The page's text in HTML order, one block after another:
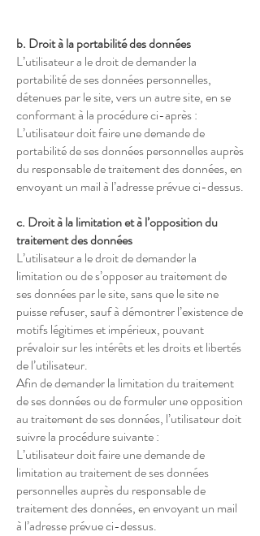
b. Droit à la portabilité des données
L’utilisateur a le droit de demander la
portabilité de ses données personnelles,
détenues par le site, vers un autre site, en se
conformant à la procédure ci-après :
L’utilisateur doit faire une demande de
portabilité de ses données personnelles auprès
du responsable de traitement des données, en
envoyant un mail à l’adresse prévue ci-dessus.
c. Droit à la limitation et à l’opposition du
traitement des données
L’utilisateur a le droit de demander la
limitation ou de s’opposer au traitement de
ses données par le site, sans que le site ne
puisse refuser, sauf à démontrer l’existence de
motifs légitimes et impérieux, pouvant
prévaloir sur les intérêts et les droits et libertés
de l’utilisateur.
Afin de demander la limitation du traitement
de ses données ou de formuler une opposition
au traitement de ses données, l’utilisateur doit
suivre la procédure suivante :
L’utilisateur doit faire une demande de
limitation au traitement de ses données
personnelles auprès du responsable de
traitement des données, en envoyant un mail
à l’adresse prévue ci-dessus.